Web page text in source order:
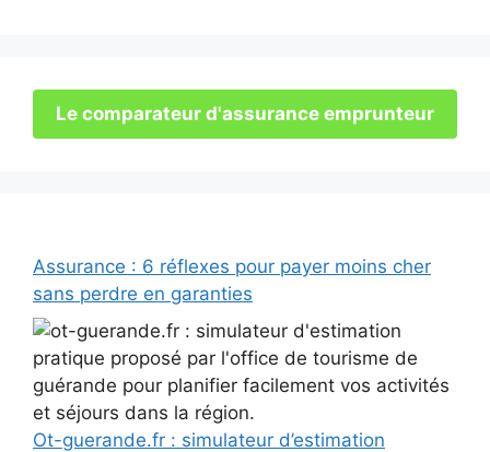
Le comparateur d'assurance emprunteur
Assurance : 6 réflexes pour payer moins cher
sans perdre en garanties
Ot-guerande.fr : simulateur d’estimation